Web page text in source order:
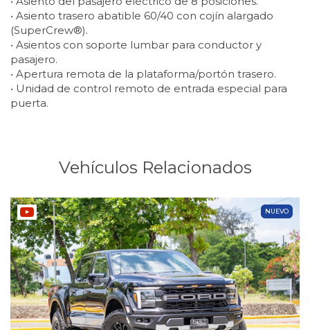
• Asiento trasero abatible 60/40 con cojín alargado
(SuperCrew®).
• Asientos con soporte lumbar para conductor y
pasajero.
• Apertura remota de la plataforma/portón trasero.
• Unidad de control remoto de entrada especial para
puerta.
Vehículos Relacionados
NUEVO